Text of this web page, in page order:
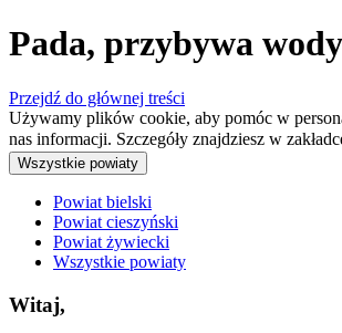
Pada, przybywa
Przejdź do głównej treści
Używamy plików cookie, aby pomóc w
nas informacji. Szczegóły znajdziesz w
Wszystkie powiaty
Powiat bielski
Powiat cieszyński
Powiat żywiecki
Wszystkie powiaty
Witaj,